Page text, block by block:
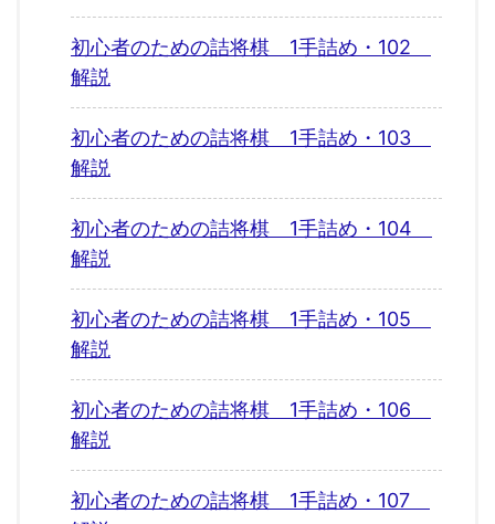
初心者のための詰将棋 1手詰め・102
解説
初心者のための詰将棋 1手詰め・103
解説
初心者のための詰将棋 1手詰め・104
解説
初心者のための詰将棋 1手詰め・105
解説
初心者のための詰将棋 1手詰め・106
解説
初心者のための詰将棋 1手詰め・107